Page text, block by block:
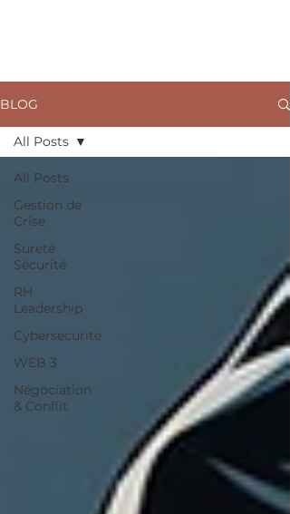
BLOG
All Posts
Gestion de
Crise
Sureté
Sécurité
RH
Leadership
Cybersecurite
WEB 3
Négociation
& Conflit
All Posts